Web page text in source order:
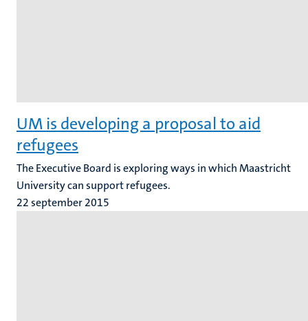
UM is developing a proposal to aid
refugees
The Executive Board is exploring ways in which Maastricht
University can support refugees.
22 september 2015